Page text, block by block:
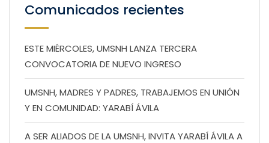
Comunicados recientes
ESTE MIÉRCOLES, UMSNH LANZA TERCERA
CONVOCATORIA DE NUEVO INGRESO
UMSNH, MADRES Y PADRES, TRABAJEMOS EN UNIÓN
Y EN COMUNIDAD: YARABÍ ÁVILA
A SER ALIADOS DE LA UMSNH, INVITA YARABÍ ÁVILA A